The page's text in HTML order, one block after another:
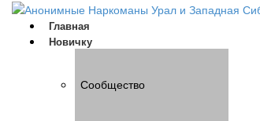
Главная
Новичку
Сообщество